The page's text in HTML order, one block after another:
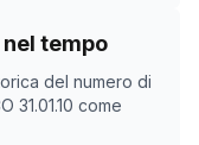
tempo
del numero di
31.01.10 come
ATECO
0